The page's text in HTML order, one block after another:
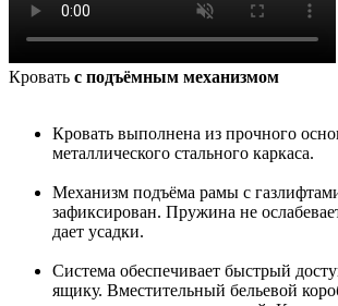
Кровать с подъёмным механизмом
Кровать выполнена из прочного
металлического стального каркаса.
Механизм подъёма рамы с
зафиксирован. Пружина не
дает усадки.
Система обеспечивает быстрый
ящику. Вместительный бельевой